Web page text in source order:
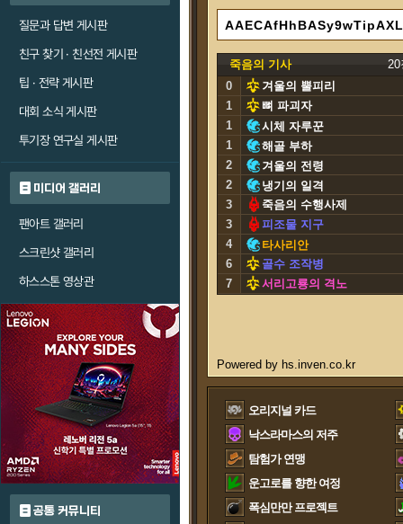
질문과 답변 게시판
친구 찾기 · 친선전 게시판
팁 · 전략 게시판
대회 소식 게시판
투기장 연구실 게시판
미디어 갤러리
팬아트 갤러리
스크린샷 갤러리
하스스톤 영상관
공통 커뮤니티
죽음의 기사
20
0
겨울의 뿔피리
1
뼈 파괴자
1
시체 자루꾼
1
해골 부하
2
겨울의 전령
2
냉기의 일격
3
죽음의 수행사제
3
피조물 지구
4
타사리안
6
골수 조작병
7
서리고룡의 격노
오리지널 카드
낙스라마스의 저주
탐험가 연맹
운고로를 향한 여정
폭심만만 프로젝트